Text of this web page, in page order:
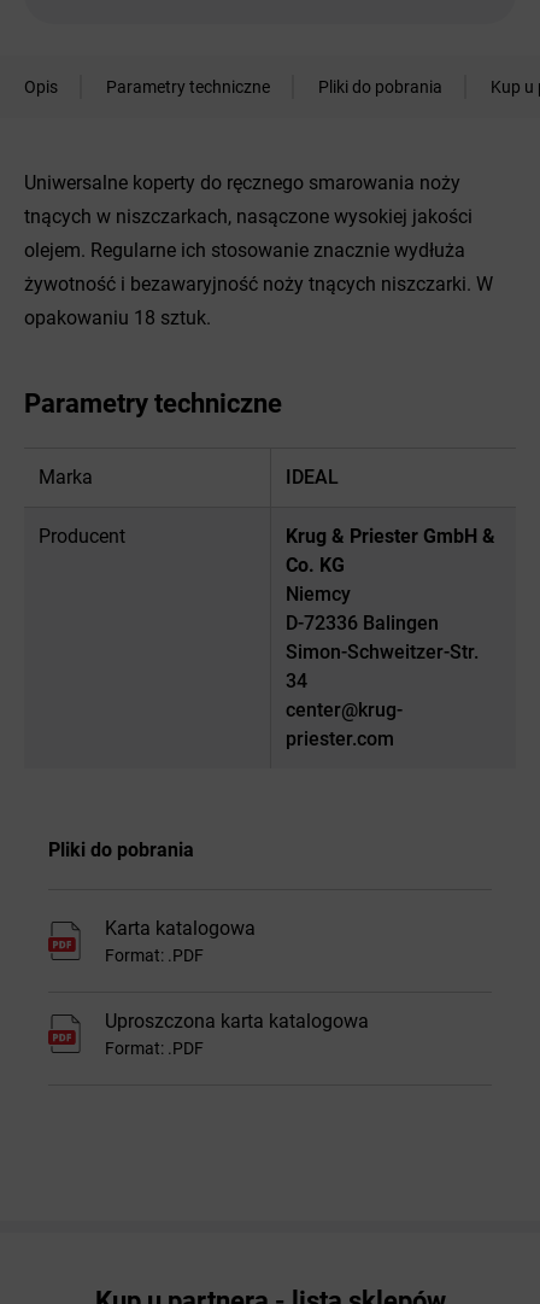
Opis Parametry techniczne Pliki do pobrania Kup u
Uniwersalne koperty do ręcznego smarowania noży
tnących w niszczarkach, nasączone wysokiej jakości
olejem. Regularne ich stosowanie znacznie wydłuża
żywotność i bezawaryjność noży tnących niszczarki. W
opakowaniu 18 sztuk.
Parametry techniczne
Marka IDEAL
Producent
Krug & Priester GmbH &
Co. KG
Niemcy
D-72336 Balingen
Simon-Schweitzer-Str.
34
center@krug-
priester.com
Pliki do pobrania
Karta katalogowa
Format: .PDF
Uproszczona karta katalogowa
Format: .PDF